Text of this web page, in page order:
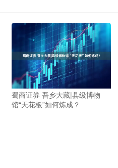
蜀商证券 吾乡大藏|县级博物
馆“天花板”如何炼成？